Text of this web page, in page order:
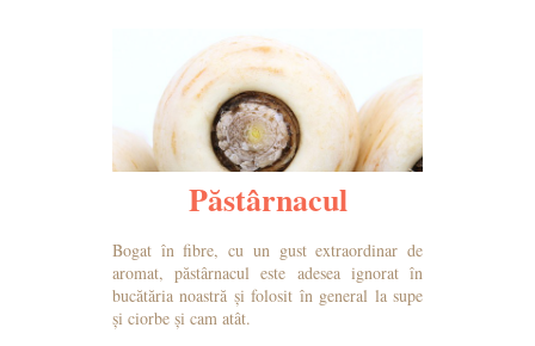
Păstârnacul
Bogat în fibre, cu un gust extraordinar de
aromat, păstârnacul este adesea ignorat în
bucătăria noastră și folosit în general la supe
și ciorbe și cam atât.